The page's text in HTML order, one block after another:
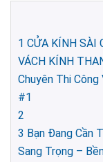
1 CỬA KÍNH SÀI
VÁCH KÍNH
Chuyên Thi
#1
2
3 Bạn Đang Cần
Sang Trọng –